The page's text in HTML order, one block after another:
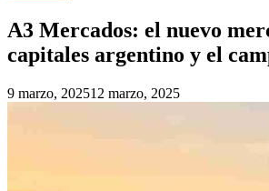
A3 Mercados: el nuevo
capitales argentino y el
9 marzo, 202512 marzo, 2025